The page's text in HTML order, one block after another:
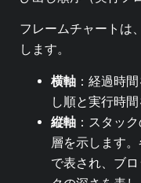
フレームチャートは
します。
横軸 ：経過時
し順と実行時
縦軸 ：スタッ
層を示します
で表され、ブ